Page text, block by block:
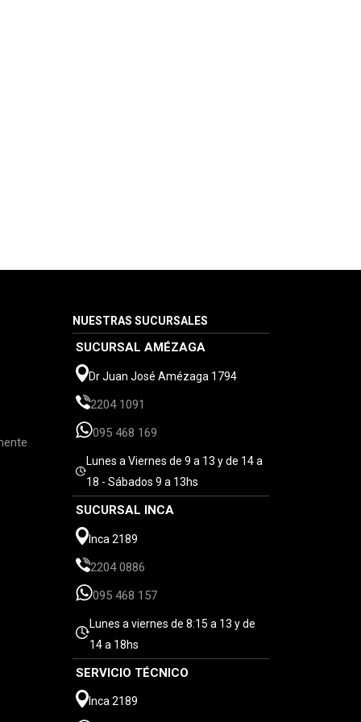
NUESTRAS SUCURSALES
SUCURSAL AMÉZAGA
Dr Juan José Amézaga 1794
2204 1091
095 468 169
Lunes a Viernes de 9 a 13 y de 14 a
18 - Sábados 9 a 13hs
SUCURSAL INCA
Inca 2189
2204 0886
095 468 157
Lunes a viernes de 8:15 a 13 y de
14 a 18hs
SERVICIO TÉCNICO
Inca 2189